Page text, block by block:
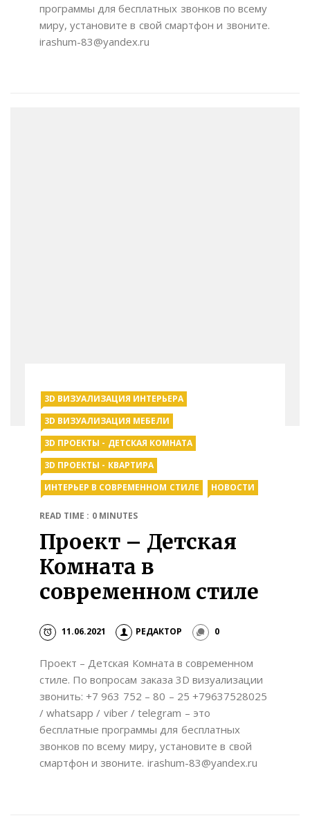
программы для бесплатных звонков по всему
миру, установите в свой смартфон и звоните.
irashum-83@yandex.ru
3D ВИЗУАЛИЗАЦИЯ ИНТЕРЬЕРА
3D ВИЗУАЛИЗАЦИЯ МЕБЕЛИ
3D ПРОЕКТЫ - ДЕТСКАЯ КОМНАТА
3D ПРОЕКТЫ - КВАРТИРА
ИНТЕРЬЕР В СОВРЕМЕННОМ СТИЛЕ
НОВОСТИ
READ TIME : 0 MINUTES
Проект – Детская
Комната в
современном стиле
11.06.2021 РЕДАКТОР 0
Проект – Детская Комната в современном
стиле. По вопросам заказа 3D визуализации
звонить: +7 963 752 – 80 – 25 +79637528025
/ whatsapp / viber / telegram – это
бесплатные программы для бесплатных
звонков по всему миру, установите в свой
смартфон и звоните. irashum-83@yandex.ru